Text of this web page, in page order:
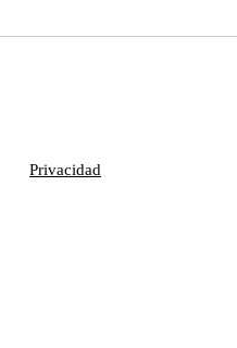
Privacidad